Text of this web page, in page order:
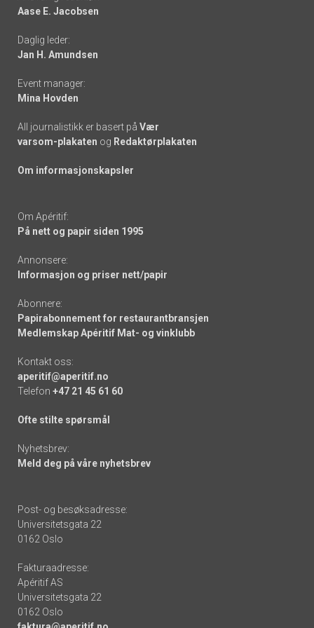
-
links
Aase E. Jacobsen
Daglig leder:
Jan H. Amundsen
Event manager:
Mina Hovden
All journalistikk er basert på Vær
varsom-plakaten og Redaktørplakaten
Om informasjonskapsler
Om Apéritif:
På nett og papir siden 1995
Annonsere:
Informasjon og priser nett/papir
Abonnere:
Papirabonnement for restaurantbransjen
Medlemskap Apéritif Mat- og vinklubb
Kontakt oss:
aperitif@aperitif.no
Telefon +47 21 45 61 60
Ofte stilte spørsmål
Nyhetsbrev:
Meld deg på våre nyhetsbrev
Post- og besøksadresse:
Universitetsgata 22
0162 Oslo
Fakturaadresse:
Apéritif AS
Universitetsgata 22
0162 Oslo